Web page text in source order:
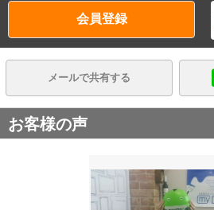
会員登録
メールで共有する
お客様の声